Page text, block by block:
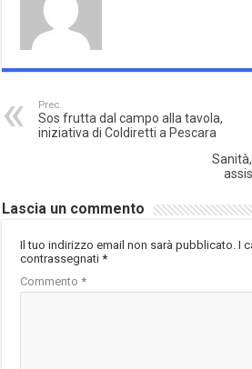
Prec.
Sos frutta dal campo alla tavola,
iniziativa di Coldiretti a Pescara
Lascia un commento
Il tuo indirizzo email non sarà pubblicato. I
contrassegnati*
Commento*